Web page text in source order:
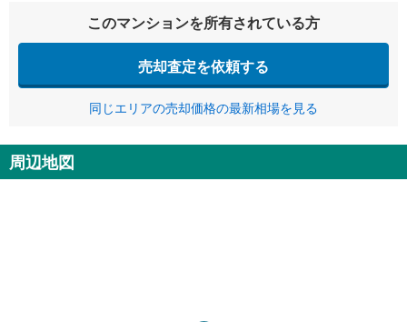
このマンションを所有されている方
売却査定を依頼する
同じエリアの売却価格の最新相場を見る
周辺地図